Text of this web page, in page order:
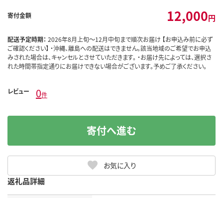
寄付金額 12,000円
配送予定時期： 2026年8月上旬～12月中旬まで順次お届け 【お申込み前に必ず
ご確認ください】 ・沖縄、離島への配送はできません。該当地域のご希望でお申込
みされた場合は、キャンセルとさせていただきます。 ・お届け先によっては、選択さ
れた時間帯指定通りにお届けできない場合がございます。予めご了承ください。
レビュー 0件
お気に入り
寄付へ進む
返礼品詳細